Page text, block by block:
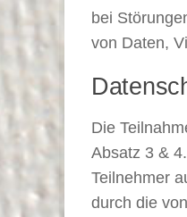
bei
von Daten,
Die
Absatz 3 &
Teilnehmer
durch die